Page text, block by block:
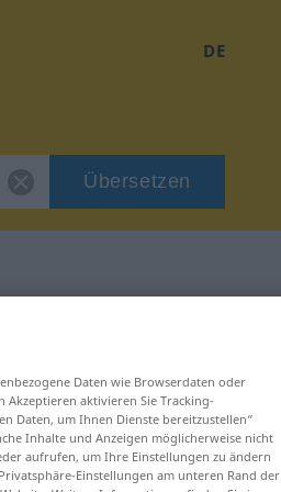
DE
Übersetzen
Daten wie Browserdaten oder
aktivieren Sie Tracking-
Daten, um Ihnen Dienste bereitzustellen“
Inhalte und Anzeigen möglicherweise nicht
aufrufen, um Ihre Einstellungen zu ändern
Einstellungen am unteren Rand der